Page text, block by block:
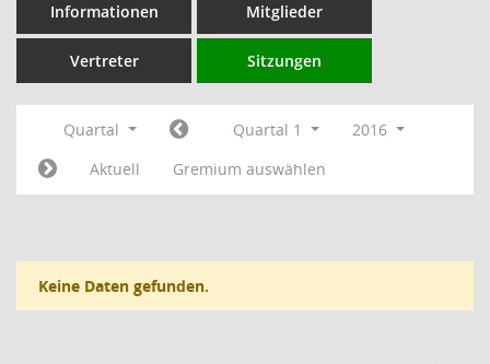
Informationen Mitglieder
Vertreter Sitzungen
Quartal Quartal 1
2016
Aktuell
Gremium auswählen
Keine Daten gefunden.